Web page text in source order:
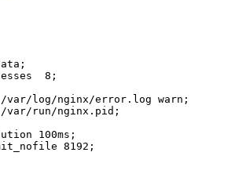
8;
log/nginx/error.log warn;
run/nginx.pid;
100ms;
8192;